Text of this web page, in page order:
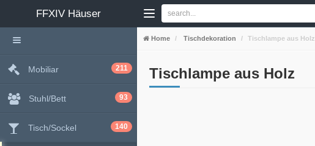
FFXIV Häuser
Home Tischdekoration Tischlampe aus Holz
Tischlampe aus Holz
Mobiliar 211
Stuhl/Bett 93
Tisch/Sockel 140